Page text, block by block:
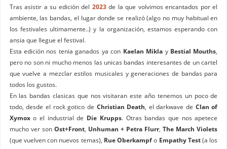
Tras asistir a su edición del 2023de la que volvimos encantados por el
ambiente, las bandas, el lugar donde se realizó (algo no muy habitual en
los festivales ultimamente..) y la organización, estamos esperando con
ansia que llegue el festival.
Esta edición nos tenia ganados ya con Kaelan Mikla y Bestial Mouths
pero no son ni mucho menos las unicas bandas interesantes de un cartel
que vuelve a mezclar estilos musicales y generaciones de bandas para
todos los gustos.
En las bandas clasicas que nos visitaran este año tenemos un poco de
todo, desde el rock gotico de Christian Death , el darkwave de Clan of
Xymoxo el industrial de Die Krupps. Otras bandas que nos apetece
mucho ver son Ost+Front, Unhuman + Petra Flurr,The March Violets
(que vuelven con nuevos temas), Rue Oberkampfo Empathy Test(a los